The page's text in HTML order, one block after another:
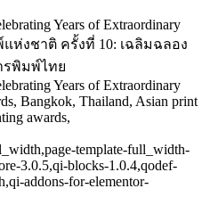
Years of Extraordinary
แห่งชาติ ครั้งที่ 10: เฉลิมฉลอง
รพิมพ์ไทย
Years of Extraordinary
Bangkok, Thailand, Asian print
awards,
template-full_width-
3.0.5,qi-blocks-1.0.4,qodef-
addons-for-elementor-